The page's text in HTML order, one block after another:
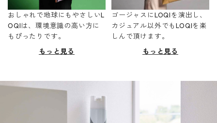
おしゃれで地球にもやさしいL
OQIは、環境意識の高い方に
もぴったりです。
もっと見る
ゴージャスにLOQIを演出し、
カジュアル以外でもLOQIを楽
しんで頂けます。
もっと見る